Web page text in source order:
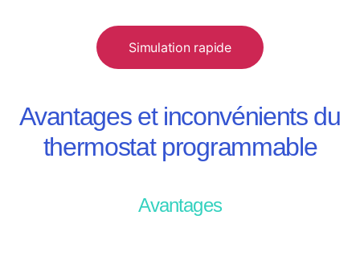
Simulation rapide
Avantages et inconvénients du
thermostat programmable
Avantages